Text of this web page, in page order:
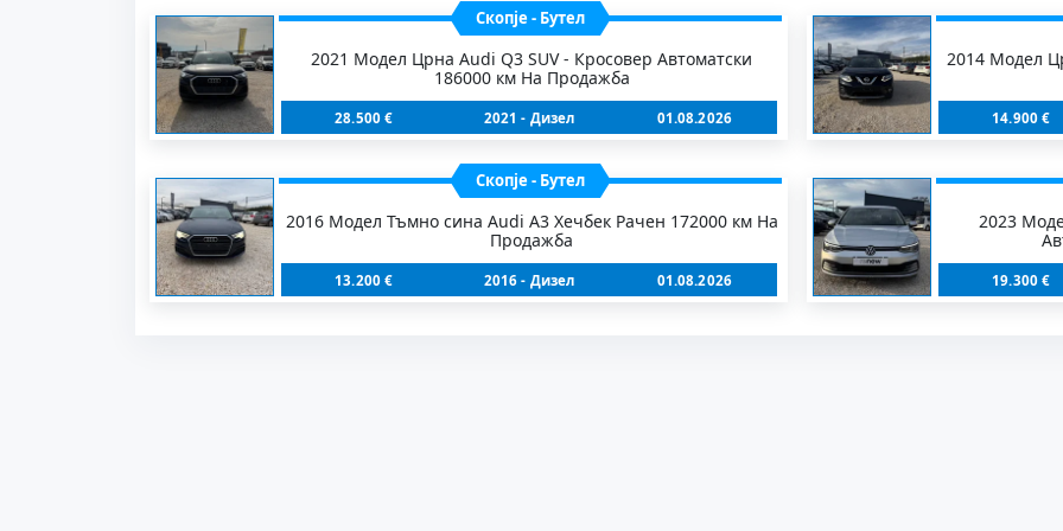
Скопје - Бутел
2021 Модел Црна Audi Q3 SUV - Кросовер Автоматски
186000 км На Продажба
28.500 € 2021 - Дизел 01.08.2026
2014 Модел
14.900 €
Скопје - Бутел
2016 Модел Тъмно сина Audi A3 Хечбек Рачен 172000 км На
Продажба
13.200 € 2016 - Дизел 01.08.2026
2023
19.300 €